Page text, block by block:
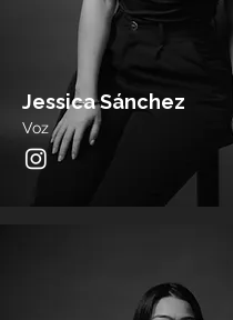
Jessica Sánchez
Voz